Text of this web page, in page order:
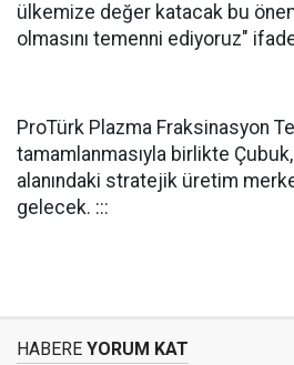
ülkemize değer katacak bu
olmasını temenni ediyoruz"
ProTürk Plazma Fraksinasyon
tamamlanmasıyla birlikte
alanındaki stratejik üretim
gelecek. :::
HABERE YORUM KAT